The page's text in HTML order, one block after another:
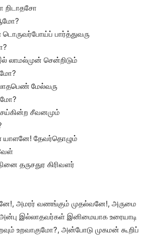
றிடாதசோ
பார்த்துவரு
லாமல்முன் சென்றிடும்
மேல்வரு
சீவனமும்
யாளனே! தேவர்தொழும்
தருசதுர கிரிவளர்
அமரர் வணங்கும் முதல்வனே!, அருமை
இல்லாதவர்கள் இனிமையாக உரையாடி
உறவாகுமோ?, அன்போடு முகமன் கூறிப்